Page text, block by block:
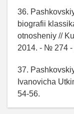
36.
biografii
otnosheniy //
2014. - № 274 -
37.
Ivanovicha
54-56.